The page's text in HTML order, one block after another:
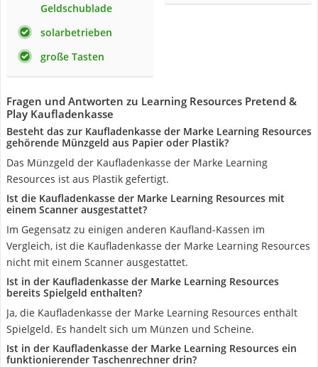
Geldschublade
solarbetrieben
große Tasten
Fragen und Antworten zu Learning Resources Pretend &
Play Kaufladenkasse
Besteht das zur Kaufladenkasse der Marke Learning Resources
gehörende Münzgeld aus Papier oder Plastik?
Das Münzgeld der Kaufladenkasse der Marke Learning
Resources ist aus Plastik gefertigt.
Ist die Kaufladenkasse der Marke Learning Resources mit
einem Scanner ausgestattet?
Im Gegensatz zu einigen anderen Kaufland-Kassen im
Vergleich, ist die Kaufladenkasse der Marke Learning Resources
nicht mit einem Scanner ausgestattet.
Ist in der Kaufladenkasse der Marke Learning Resources
bereits Spielgeld enthalten?
Ja, die Kaufladenkasse der Marke Learning Resources enthält
Spielgeld. Es handelt sich um Münzen und Scheine.
Ist in der Kaufladenkasse der Marke Learning Resources ein
funktionierender Taschenrechner drin?